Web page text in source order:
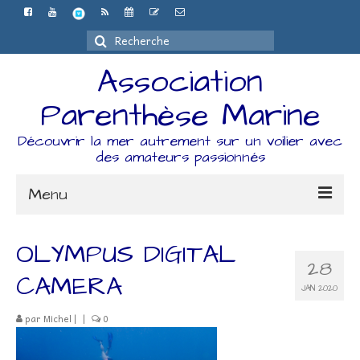
Rechercher
:
Association
Parenthèse Marine
Découvrir la mer autrement sur un voilier avec
des amateurs passionnés
Menu
Organisation
28
JAN 2020
OLYMPUS DIGITAL
CAMERA
par Michel | | 0